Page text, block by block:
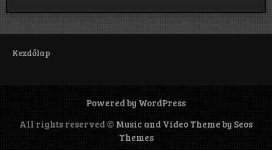
Kezdőlap
Powered by WordPress
All rights reserved © Music and Video Theme by Seos
Themes